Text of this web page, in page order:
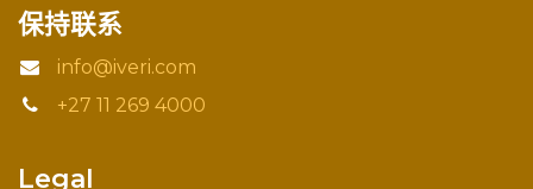
保持联系
info@iveri.com
+27 11 269 4000
Legal